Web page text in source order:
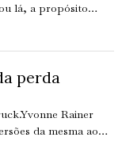
lá, a propósito…
perda
Rainer
da mesma ao…